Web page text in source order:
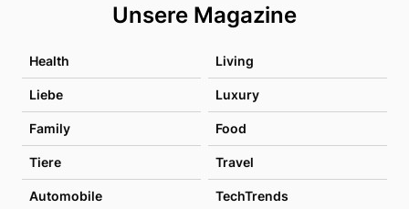
Unsere Magazine
Health Living
Liebe Luxury
Family Food
Tiere Travel
Automobile TechTrends